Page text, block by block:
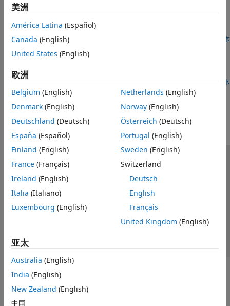
目标检测应用程序
TensorFlow Lite 应用程序
网络压缩应用程序
Generate code for a You Only Look Once X (YOLOX) object
detector that can detect, localize, and classify defects in
printed circuit boards (PCBs).
自 R2023b 起 打开实时脚本
Generate C++ Code for Object Detection Using YOLO
v2 and Intel MKL-DNN
Generate code for object detection on an Intel
打开脚本
本页内容对您有帮助吗？
美洲
América Latina (Español)
Canada (English)
United States (English)
欧洲
Belgium (English)
Denmark (English)
Deutschland (Deutsch)
España (Español)
Finland (English)
France (Français)
Ireland (English)
Italia (Italiano)
Luxembourg (English)
Netherlands (English)
Norway(English)
Österreich (Deutsch)
Portugal (English)
Sweden (English)
Switzerland
Deutsch
English
Français
United Kingdom (English)
亚太
Australia (English)
India (English)
New Zealand (English)
中国
信任中心 商标 防盗版
应用程序状态
联系我们
© 1994-2026 The MathWorks, Inc.
选择网站
中国